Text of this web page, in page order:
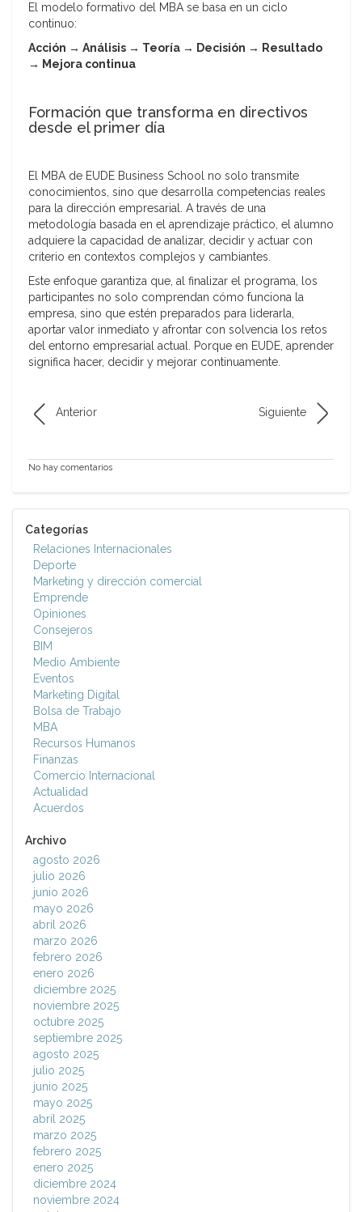
El modelo formativo del MBA se basa en un ciclo
continuo:
Acción → Análisis → Teoría → Decisión → Resultado
→ Mejora continua
Formación que transforma en directivos
desde el primer día
El MBA de EUDE Business School no solo transmite
conocimientos, sino que desarrolla competencias reales
para la dirección empresarial. A través de una
metodología basada en el aprendizaje práctico, el alumno
adquiere la capacidad de analizar, decidir y actuar con
criterio en contextos complejos y cambiantes.
Este enfoque garantiza que, al finalizar el programa, los
participantes no solo comprendan cómo funciona la
empresa, sino que estén preparados para liderarla,
aportar valor inmediato y afrontar con solvencia los retos
del entorno empresarial actual. Porque en EUDE, aprender
significa hacer, decidir y mejorar continuamente.
Anterior Siguiente
No hay comentarios
Categorías
Relaciones Internacionales
Deporte
Marketing y dirección comercial
Emprende
Opiniones
Consejeros
BIM
Medio Ambiente
Eventos
Marketing Digital
Bolsa de Trabajo
MBA
Recursos Humanos
Finanzas
Comercio Internacional
Actualidad
Acuerdos
Archivo
agosto 2026
julio 2026
junio 2026
mayo 2026
abril 2026
marzo 2026
febrero 2026
enero 2026
diciembre 2025
noviembre 2025
octubre 2025
septiembre 2025
agosto 2025
julio 2025
junio 2025
mayo 2025
abril 2025
marzo 2025
febrero 2025
enero 2025
diciembre 2024
noviembre 2024